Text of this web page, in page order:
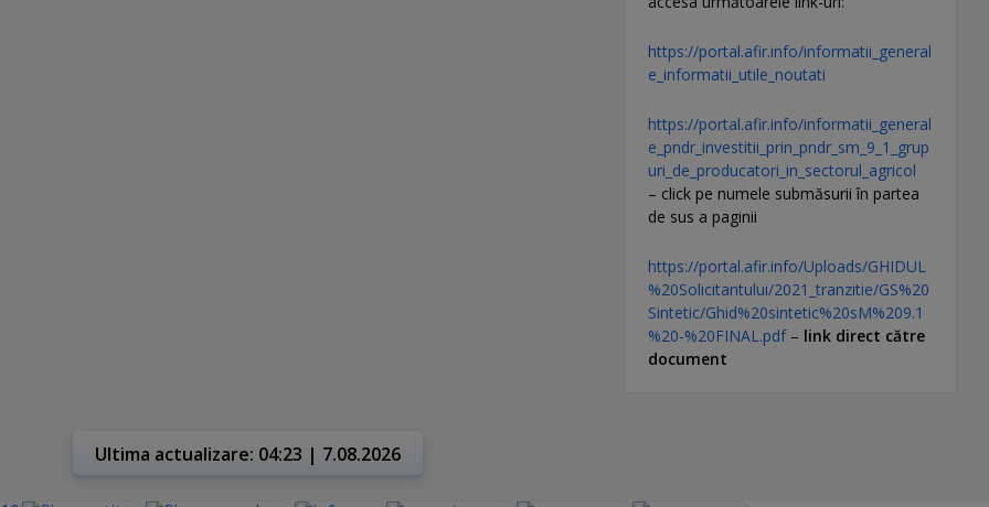
https://portal.afir.info/informatii_general
e_informatii_utile_noutati
https://portal.afir.info/informatii_general
e_pndr_investitii_prin_pndr_sm_9_1_grup
uri_de_producatori_in_sectorul_agricol
– click pe numele submăsurii în partea
de sus a paginii
https://portal.afir.info/Uploads/GHIDUL
%20Solicitantului/2021_tranzitie/GS%20
Sintetic/Ghid%20sintetic%20sM%209.1
%20-%20FINAL.pdf– link direct către
document
Ultima actualizare: 04:23 | 7.08.2026